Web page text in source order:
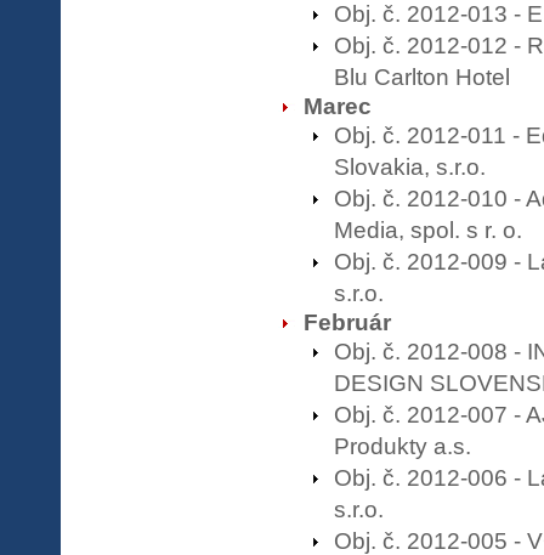
Obj. č. 2012-013 -
Obj. č. 2012-012 -
Blu Carlton Hotel
Marec
Obj. č. 2012-011 -
Slovakia, s.r.o.
Obj. č. 2012-010 -
Media, spol. s r. o.
Obj. č. 2012-009 -
s.r.o.
Február
Obj. č. 2012-008 -
DESIGN
Obj. č. 2012-007 -
Produkty a.s.
Obj. č. 2012-006 -
s.r.o.
Obj. č. 2012-005 -